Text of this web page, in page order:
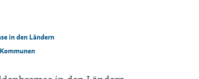
in den Ländern